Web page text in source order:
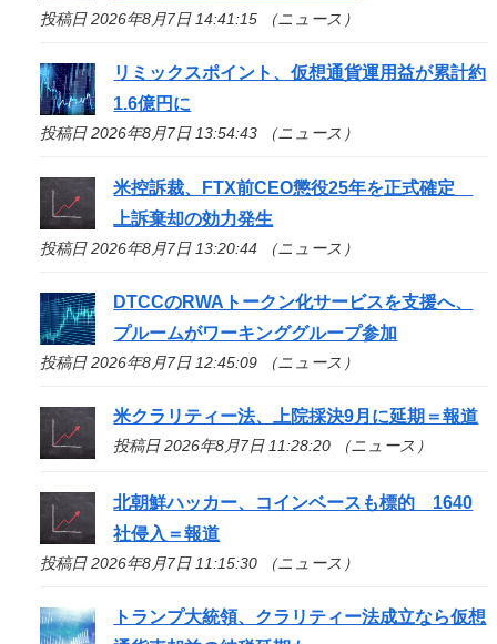
投稿日 2026年8月7日 14:41:15 （ニュース）
リミックスポイント、仮想通貨運用益が累計約
1.6億円に
投稿日 2026年8月7日 13:54:43 （ニュース）
米控訴裁、FTX前CEO懲役25年を正式確定
上訴棄却の効力発生
投稿日 2026年8月7日 13:20:44 （ニュース）
DTCCのRWAトークン化サービスを支援へ、
プルームがワーキンググループ参加
投稿日 2026年8月7日 12:45:09 （ニュース）
米クラリティー法、上院採決9月に延期＝報道
投稿日 2026年8月7日 11:28:20 （ニュース）
北朝鮮ハッカー、コインベースも標的 1640
社侵入＝報道
投稿日 2026年8月7日 11:15:30 （ニュース）
トランプ大統領、クラリティー法成立なら仮想